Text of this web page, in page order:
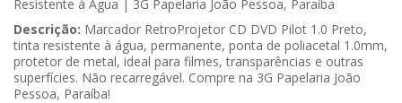
Resistente à Água | 3G Papelaria João Pessoa, Paraíba
Descrição: Marcador RetroProjetor CD DVD Pilot 1.0 Preto,
tinta resistente à água, permanente, ponta de poliacetal 1.0mm,
protetor de metal, ideal para filmes, transparências e outras
superfícies. Não recarregável. Compre na 3G Papelaria João
Pessoa, Paraíba!